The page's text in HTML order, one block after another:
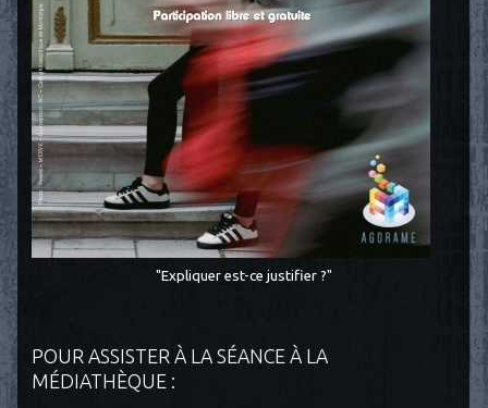
"Expliquer est-ce justifier ?"
POUR ASSISTER À LA SÉANCE À LA
MÉDIATHÈQUE :